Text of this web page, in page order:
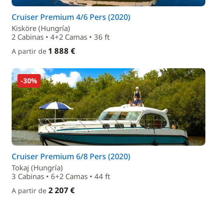
Cruiser Premium 4/6 Pers (2020)
Kisköre (Hungría)
2 Cabinas • 4+2 Camas • 36 ft
A partir de 1 888 €
-30%
Cruiser Premium 6/8 Pers (2020)
Tokaj (Hungría)
3 Cabinas • 6+2 Camas • 44 ft
A partir de 2 207 €